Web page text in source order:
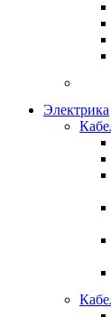
Электрика